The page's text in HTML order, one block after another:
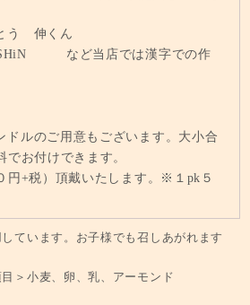
う 伸くん
など当店では漢字での作
ドルのご用意もございます。大小合
でお付けできます。
円+税）頂戴いたします。※１pk５
ています。お子様でも召しあがれます
＞小麦、卵、乳、アーモンド